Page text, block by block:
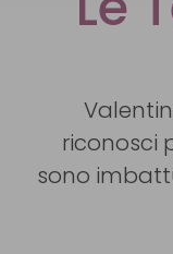
riconosci
sono